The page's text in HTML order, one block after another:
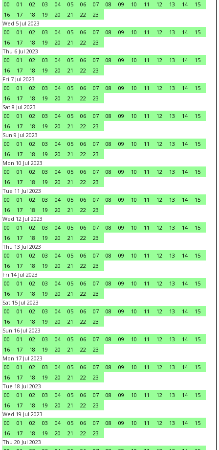
00
01 02 03 04 05 06 07 08 09 10 11 12 13 14
15
16
17 18 19 20 21 22
23
Wed 5 Jul 2023
00
01 02 03 04 05 06 07 08 09 10 11 12 13 14
15
16
17 18 19 20 21 22
23
Thu 6 Jul 2023
00
01 02 03 04 05 06 07 08 09 10 11 12 13 14
15
16
17 18 19 20 21 22
23
Fri 7 Jul 2023
00
01 02 03 04 05 06 07 08 09 10 11 12 13 14
15
16
17 18 19 20 21 22
23
Sat 8 Jul 2023
00
01 02 03 04 05 06 07 08 09 10 11 12 13 14
15
16
17 18 19 20 21 22
23
Sun 9 Jul 2023
00
01 02 03 04 05 06 07 08 09 10 11 12 13 14
15
16
17 18 19 20 21 22
23
Mon 10 Jul 2023
00
01 02 03 04 05 06 07 08 09 10 11 12 13 14
15
16
17 18 19 20 21 22
23
Tue 11 Jul 2023
00
01 02 03 04 05 06 07 08 09 10 11 12 13 14
15
16
17 18 19 20 21 22
23
Wed 12 Jul 2023
00
01 02 03 04 05 06 07 08 09 10 11 12 13 14
15
16
17 18 19 20 21 22
23
Thu 13 Jul 2023
00
01 02 03 04 05 06 07 08 09 10 11 12 13 14
15
16
17 18 19 20 21 22
23
Fri 14 Jul 2023
00
01 02 03 04 05 06 07 08 09 10 11 12 13 14
15
16
17 18 19 20 21 22
23
Sat 15 Jul 2023
00
01 02 03 04 05 06 07 08 09 10 11 12 13 14
15
16
17 18 19 20 21 22
23
Sun 16 Jul 2023
00
01 02 03 04 05 06 07 08 09 10 11 12 13 14
15
16
17 18 19 20 21 22
23
Mon 17 Jul 2023
00
01 02 03 04 05 06 07 08 09 10 11 12 13 14
15
16
17 18 19 20 21 22
23
Tue 18 Jul 2023
00
01 02 03 04 05 06 07 08 09 10 11 12 13 14
15
16
17 18 19 20 21 22
23
Wed 19 Jul 2023
00
01 02 03 04 05 06 07 08 09 10 11 12 13 14
15
16
17 18 19 20 21 22
23
Thu 20 Jul 2023